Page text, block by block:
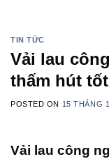
TIN TỨC
Vải lau
thấm hút
POSTED ON 15 THÁNG
Vải lau công